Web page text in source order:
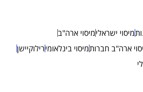
מיסוי ישראלימיסוי ארה"ב
ארה"ב חברותמיסוי בינלאומירילוקיישן